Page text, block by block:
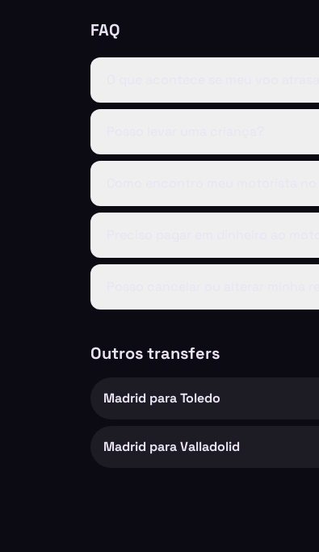
FAQ
Outros transfers
Madrid para Toledo
Madrid para Valladolid